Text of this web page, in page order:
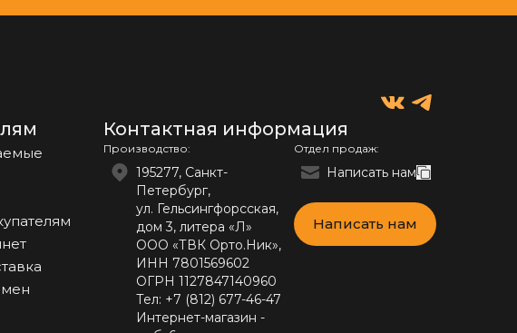
Контактная информация
Производство:
195277, Санкт-
Петербург,
ул. Гельсингфорсская,
дом 3, литера «Л»
ООО «ТВК Орто.Ник»,
ИНН 7801569602
ОГРН 1127847140960
Тел: +7 (812) 677-46-47
Интернет-магазин -
Отдел продаж:
Написать нам
Написать нам